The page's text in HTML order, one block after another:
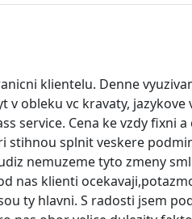
klientelu. Denne
obleku vc kravaty,
service. Cena ke vzdy fixni
splnit veskere
nemuzeme tyto zmeny
nas klienti
ty hlavni. S radosti jsem